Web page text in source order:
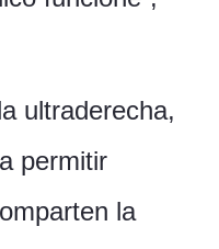
ultraderecha,
permitir
la